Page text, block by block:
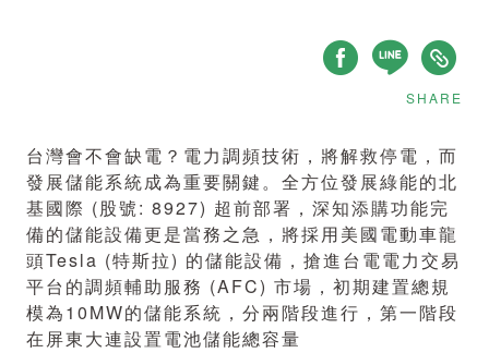
台灣會不會缺電？電力調頻技術，將解救停電，而
發展儲能系統成為重要關鍵。全方位發展綠能的北
基國際 (股號: 8927) 超前部署，深知添購功能完
備的儲能設備更是當務之急，將採用美國電動車龍
頭Tesla (特斯拉) 的儲能設備，搶進台電電力交易
平台的調頻輔助服務 (AFC) 市場，初期建置總規
模為10MW的儲能系統，分兩階段進行，第一階段
在屏東大連設置電池儲能總容量
SHARE